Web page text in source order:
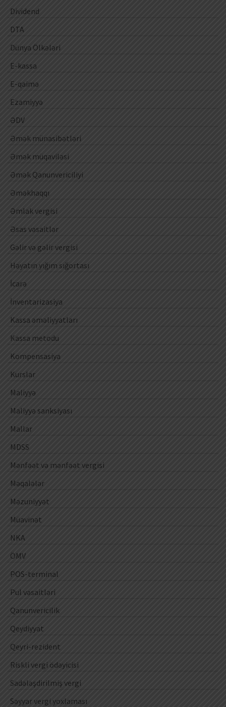
Dividend
DTA
Dünya Ölkələri
E-kassa
E-qaimə
Ezamiyyə
ƏDV
Əmək münasibətləri
Əmək müqaviləsi
Əmək Qanunvericiliyi
Əməkhaqqı
Əmlak vergisi
Əsas vəsaitlər
Gəlir və gəlir vergisi
Həyatın yığım sığortası
İcarə
İnventarizasiya
Kassa əməliyyatları
Kassa metodu
Kompensasiya
Kurslar
Maliyyə
Maliyyə sanksiyası
Mallar
MDSS
Mənfəət və mənfəət vergisi
Məqalələr
Məzuniyyət
Müavinət
NKA
ÖMV
POS-terminal
Pul vəsaitləri
Qanunvericilik
Qeydiyyat
Qeyri-rezident
Riskli vergi ödəyicisi
Sadələşdirilmiş vergi
Səyyar vergi yoxlaması